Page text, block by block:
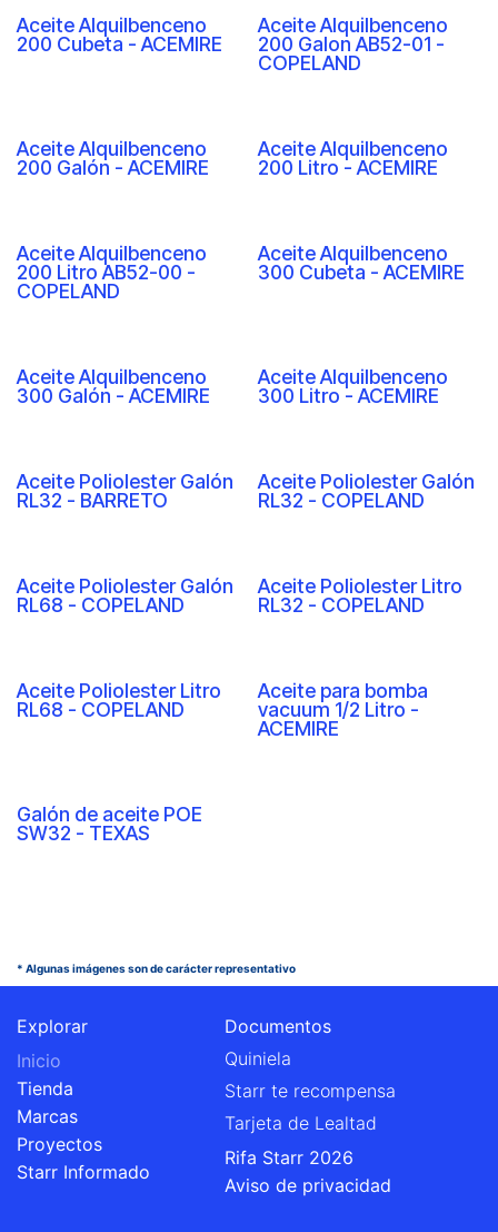
Aceite Alquilbenceno
200 Cubeta - ACEMIRE
Aceite Alquilbenceno
200 Galon AB52-01 -
COPELAND
Aceite Alquilbenceno
200 Galón - ACEMIRE
Aceite Alquilbenceno
200 Litro - ACEMIRE
Aceite Alquilbenceno
200 Litro AB52-00 -
COPELAND
Aceite Alquilbenceno
300 Cubeta - ACEMIRE
Aceite Alquilbenceno
300 Galón - ACEMIRE
Aceite Alquilbenceno
300 Litro - ACEMIRE
Aceite Poliolester Galón
RL32 - BARRETO
Aceite Poliolester Galón
RL32 - COPELAND
Aceite Poliolester Galón
RL68 - COPELAND
Aceite Poliolester Litro
RL32 - COPELAND
Aceite Poliolester Litro
RL68 - COPELAND
Aceite para bomba
vacuum 1/2 Litro -
ACEMIRE
Galón de aceite POE
SW32 - TEXAS
* Algunas imágenes son de carácter representativo
Explorar
Inicio
Tienda
Marcas
Proyectos
Starr Informado
Documentos
Quiniela
Starr te recompensa
Tarjeta de Lealtad
Rifa Starr 2026
Aviso de privacidad